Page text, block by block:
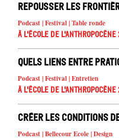
repousser les
Podcast | Festival | Table ronde
À l'école de l'Anthropocène
Quels liens entre
Podcast | Festival | Entretien
À l'école de l'Anthropocène
Créer les conditions
Podcast | Bellecour Ecole | Design